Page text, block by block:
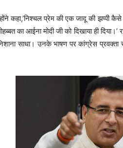
कहा,’निश्चल प्रेम की एक जादू की झप्पी
का आईना मोदी जी को दिखाया ही दिया।’
साधा। उनके भाषण पर कांग्रेस प्रवक्ता